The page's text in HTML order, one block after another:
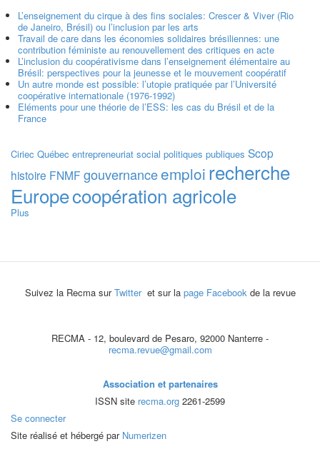
L’enseignement du cirque à des fins sociales: Crescer & Viver (Rio
de Janeiro, Brésil) ou l’inclusion par les arts
Travail de care dans les économies solidaires brésiliennes: une
contribution féministe au renouvellement des critiques en acte
L’inclusion du coopérativisme dans l’enseignement élémentaire au
Brésil: perspectives pour la jeunesse et le mouvement coopératif
Un autre monde est possible: l’utopie pratiquée par l’Université
coopérative internationale (1976-1992)
Eléments pour une théorie de l’ESS: les cas du Brésil et de la
France
Ciriec Québec entrepreneuriat social politiques publiques Scop
histoire FNMF gouvernanceemploi recherche
Europecoopération agricole
Plus
Suivez la Recma surTwitter et sur la page Facebookde la revue
RECMA - 12, boulevard de Pesaro, 92000 Nanterre -
recma.revue@gmail.com
Association et partenaires
ISSN site recma.org 2261-2599
Se connecter
Site réalisé et hébergé par Numerizen